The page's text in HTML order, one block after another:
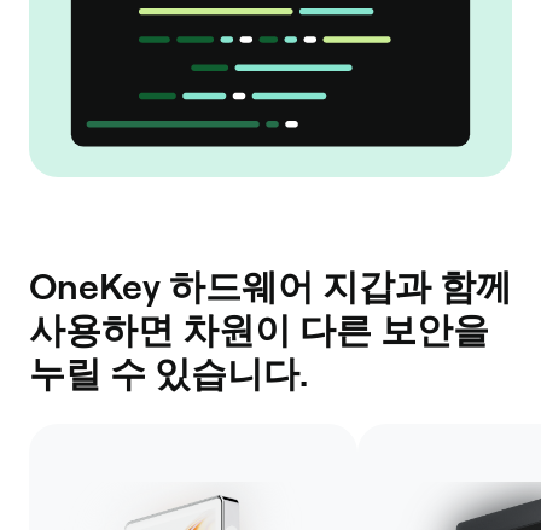
OneKey 하드웨어 지갑과 함께
사용하면 차원이 다른 보안을
누릴 수 있습니다.